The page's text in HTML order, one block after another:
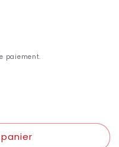
paiement.